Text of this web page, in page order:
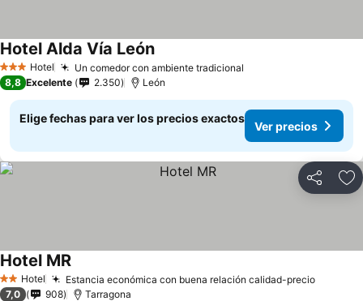
3 Estrellas
Hotel Un comedor con ambiente tradicional
Hotel Alda Vía León
8,8 Excelente 2.350 León
Elige fechas para ver los precios exactos
Ver precios
Compartir
2 Estrellas
Hotel Estancia económica con buena relación calidad-precio
Hotel MR
7,0 908 Tarragona